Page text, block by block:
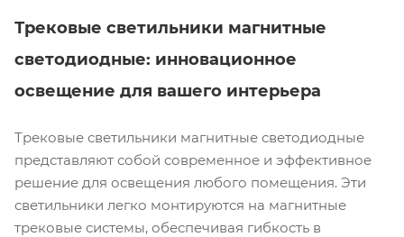
Трековые светильники магнитные
светодиодные: инновационное
освещение для вашего интерьера
Трековые светильники магнитные светодиодные
представляют собой современное и эффективное
решение для освещения любого помещения. Эти
светильники легко монтируются на магнитные
трековые системы, обеспечивая гибкость в